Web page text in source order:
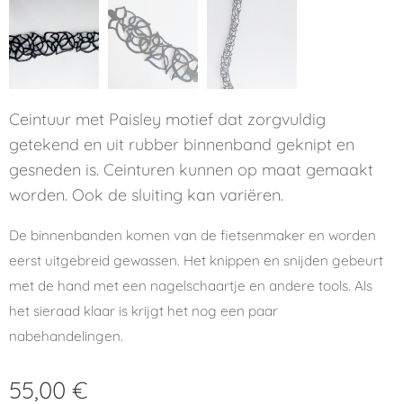
Ceintuur met Paisley motief dat zorgvuldig
getekend en uit rubber binnenband geknipt en
gesneden is. Ceinturen kunnen op maat gemaakt
worden. Ook de sluiting kan variëren.
De binnenbanden komen van de fietsenmaker en worden
eerst uitgebreid gewassen. Het knippen en snijden gebeurt
met de hand met een nagelschaartje en andere tools. Als
het sieraad klaar is krijgt het nog een paar
nabehandelingen.
55,00 €